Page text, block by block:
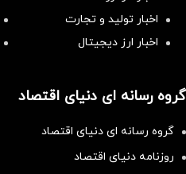
اخبار تولید و تجارت
اخبار ارز دیجیتال
گروه رسانه ای دنیای اقتصاد
گروه رسانه ای دنیای اقتصاد
روزنامه دنیای اقتصاد